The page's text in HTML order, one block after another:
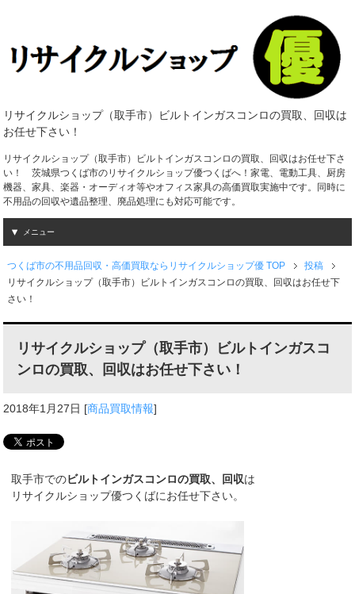
リサイクルショップ（取手市）ビルトインガスコンロの買取、回収は
お任せ下さい！
リサイクルショップ（取手市）ビルトインガスコンロの買取、回収はお任せ下さ
い！ 茨城県つくば市のリサイクルショップ優つくばへ！家電、電動工具、厨房
機器、家具、楽器・オーディオ等やオフィス家具の高価買取実施中です。同時に
不用品の回収や遺品整理、廃品処理にも対応可能です。
メニュー
つくば市の不用品回収・高価買取ならリサイクルショップ優 TOP
投稿
リサイクルショップ（取手市）ビルトインガスコンロの買取、回収はお任せ下
さい！
リサイクルショップ（取手市）ビルトインガスコ
ンロの買取、回収はお任せ下さい！
2018年1月27日 [商品買取情報]
取手市でのビルトインガスコンロの買取、回収は
リサイクルショップ優つくばにお任せ下さい。